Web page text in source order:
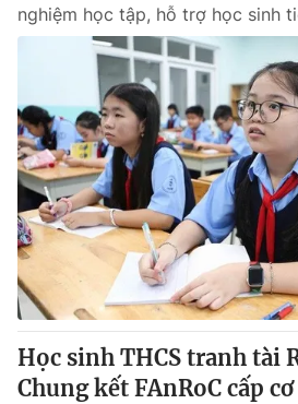
Email:toasoan@vtv.vn
Liên hệ quảng cáo:024-7300.7108
® Cấm sao chép dưới mọi hình thức
thuận bằng văn bản. Ghi rõ nguồn
thông tin từ website này.
nghiệm học tập, hỗ trợ học sinh
Học sinh THCS tranh tài
Chung kết FAnRoC cấp cơ